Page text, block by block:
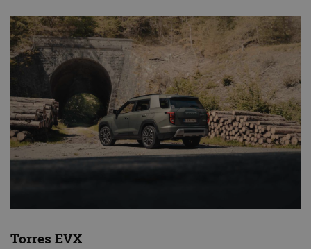
Torres EVX